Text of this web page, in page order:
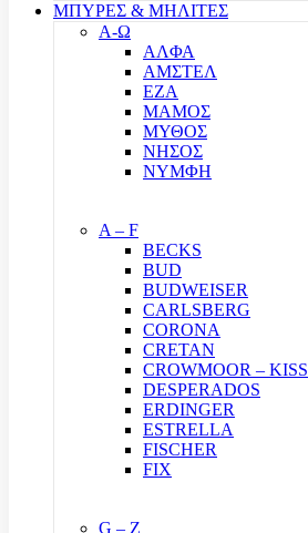
ΜΠΥΡΕΣ & ΜΗΛΙΤΕΣ
Α-Ω
ΑΛΦΑ
ΑΜΣΤΕΛ
ΕΖΑ
ΜΑΜΟΣ
ΜΥΘΟΣ
ΝΗΣΟΣ
ΝΥΜΦΗ
A – F
BECKS
BUD
BUDWEISER
CARLSBERG
CORONA
CRETAN
CROWMOOR – KISS
DESPERADOS
ERDINGER
ESTRELLA
FISCHER
FIX
G – Z